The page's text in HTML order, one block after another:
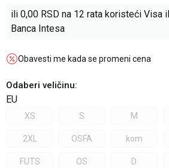
ili 0,00 RSD na 12 rata koristeći Visa
Banca Intesa
Obavesti me kada se promeni cena
Odaberi veličinu:
EU
XS
S M
2XL OSFA kom
FUTS OS D